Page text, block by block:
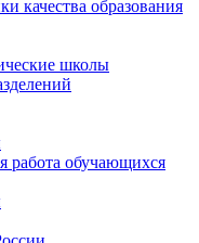
качества образования
школы
работа обучающихся